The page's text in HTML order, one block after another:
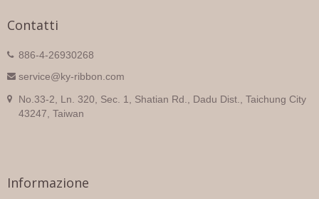
Contatti
886-4-26930268
service@ky-ribbon.com
No.33-2, Ln. 320, Sec. 1, Shatian Rd., Dadu Dist., Taichung City
43247, Taiwan
Informazione